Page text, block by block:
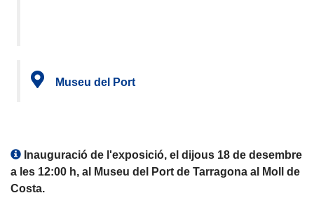
Museu del Port
Inauguració de l'exposició, el dijous 18 de desembre
a les 12:00 h, al Museu del Port de Tarragona al Moll de
Costa.